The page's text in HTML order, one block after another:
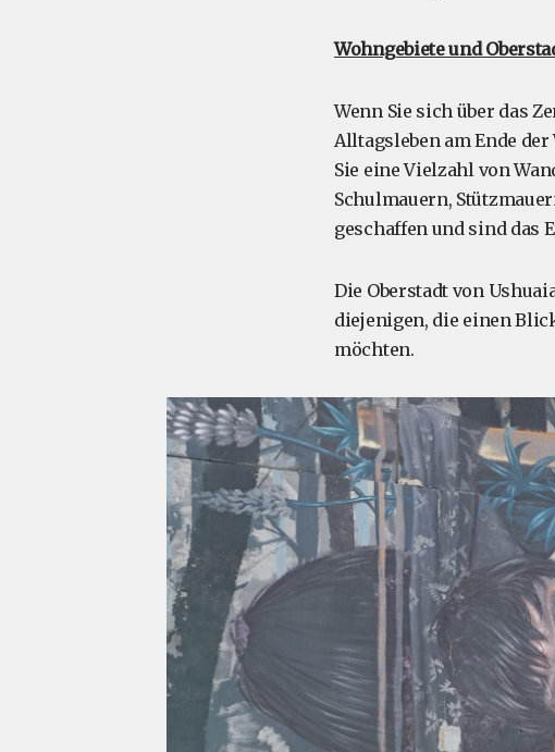
Wohngebiete und
Wenn Sie sich über das
Alltagsleben am Ende
Sie eine Vielzahl von
Schulmauern,
geschaffen und sind das
Die Oberstadt von
diejenigen, die einen
möchten.